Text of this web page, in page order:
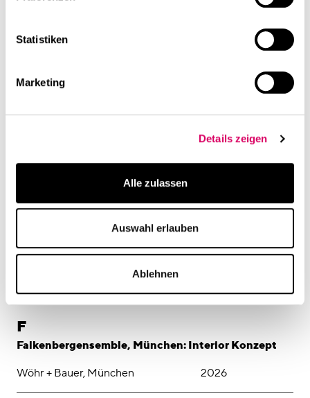
Statistiken
Marketing
Details zeigen
Alle zulassen
Auswahl erlauben
Ablehnen
East Gate, Feldkirchen: Projektmanagement
Elsenheimerstraße, München: Modernisierung &
2025
Epcos,
Raumkonzept & Design
F
Falkenbergensemble, München: Interior Konzept
Wöhr + Bauer, München 2026